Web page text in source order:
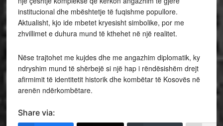
institucional dhe mbështetje të fuqishme popullore.
Aktualisht, kjo ide mbetet kryesisht simbolike, por me
zhvillimet e duhura mund të kthehet në një realitet.
Nëse trajtohet me kujdes dhe me angazhim diplomatik, ky
ndryshim mund të shërbejë si një hap i rëndësishëm drejt
afirmimit të identitetit historik dhe kombëtar të Kosovës në
arenën ndërkombëtare.
Share via: